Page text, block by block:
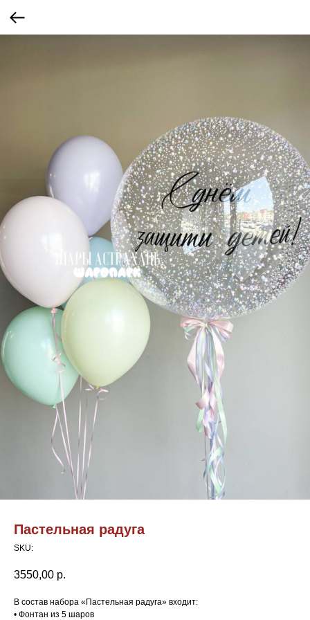
Пастельная радуга
SKU:
3550,00 р.
В состав набора «Пастельная радуга» входит:
• Фонтан из 5 шаров